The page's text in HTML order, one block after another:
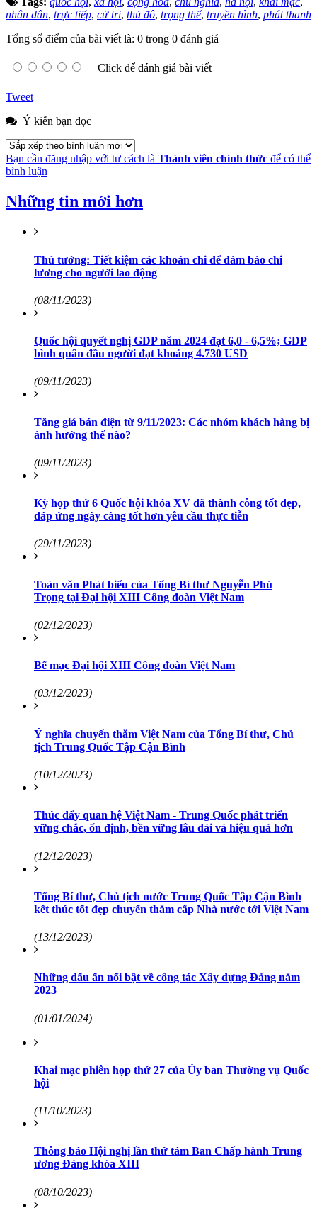
nhân dân, trực tiếp, cử tri, thủ đô, trọng thể, truyền hình, phát thanh
Tổng số điểm của bài viết là: 0 trong 0 đánh giá
Click để đánh giá bài viết
Tweet
Ý kiến bạn đọc
Bạn cần đăng nhập với tư cách là Thành viên chính thức để có thể
bình luận
Những tin mới hơn
Thủ tướng: Tiết kiệm các khoản chi để đảm bảo chi
lương cho người lao động
(08/11/2023)
Quốc hội quyết nghị GDP năm 2024 đạt 6,0 - 6,5%; GDP
bình quân đầu người đạt khoảng 4.730 USD
(09/11/2023)
Tăng giá bán điện từ 9/11/2023: Các nhóm khách hàng bị
ảnh hưởng thế nào?
(09/11/2023)
Kỳ họp thứ 6 Quốc hội khóa XV đã thành công tốt đẹp,
đáp ứng ngày càng tốt hơn yêu cầu thực tiễn
(29/11/2023)
Toàn văn Phát biểu của Tổng Bí thư Nguyễn Phú
Trọng tại Đại hội XIII Công đoàn Việt Nam
(02/12/2023)
Bế mạc Đại hội XIII Công đoàn Việt Nam
(03/12/2023)
Ý nghĩa chuyến thăm Việt Nam của Tổng Bí thư, Chủ
tịch Trung Quốc Tập Cận Bình
(10/12/2023)
Thúc đẩy quan hệ Việt Nam - Trung Quốc phát triển
vững chắc, ổn định, bền vững lâu dài và hiệu quả hơn
(12/12/2023)
Tổng Bí thư, Chủ tịch nước Trung Quốc Tập Cận Bình
kết thúc tốt đẹp chuyến thăm cấp Nhà nước tới Việt Nam
(13/12/2023)
Những dấu ấn nổi bật về công tác Xây dựng Đảng năm
2023
(01/01/2024)
Khai mạc phiên họp thứ 27 của Ủy ban Thường vụ Quốc
hội
(11/10/2023)
Thông báo Hội nghị lần thứ tám Ban Chấp hành Trung
ương Đảng khóa XIII
(08/10/2023)